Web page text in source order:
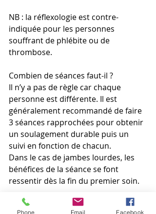
NB : la réflexologie est contre-
indiquée pour les personnes
souffrant de phlébite ou de
thrombose.
Combien de séances faut-il ?
Il n’y a pas de règle car chaque
personne est différente. Il est
généralement recommandé de faire
3 séances rapprochées pour obtenir
un soulagement durable puis un
suivi en fonction de chacun.
Dans le cas de jambes lourdes, les
bénéfices de la séance se font
ressentir dès la fin du premier soin.
J’espère vous avoir donné quelques
Phone Email Facebook